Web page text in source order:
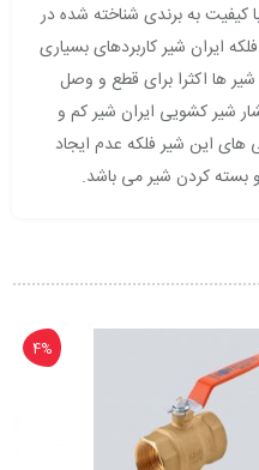
کیفیت به برندی شناخته شده در
ایران شیر کاربردهای بسیاری
شیر ها اکثرا برای قطع و وصل
شیر کشویی ایران شیر کم و
های این شیر فلکه عدم ایجاد
بسته کردن شیر می باشد.
4%